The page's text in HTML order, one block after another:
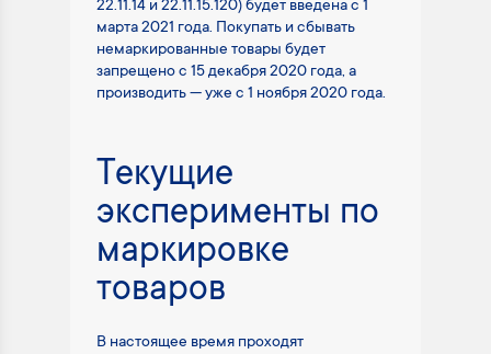
22.11.14 и 22.11.15.120) будет введена с 1
марта 2021 года. Покупать и сбывать
немаркированные товары будет
запрещено с 15 декабря 2020 года, а
производить — уже с 1 ноября 2020 года.
Текущие
эксперименты по
маркировке
товаров
В настоящее время проходят